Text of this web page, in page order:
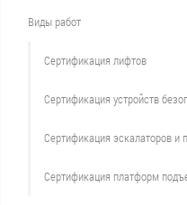
Виды работ
Сертификация лифтов
Сертификация устройств
Сертификация эскалаторов и
Сертификация платформ